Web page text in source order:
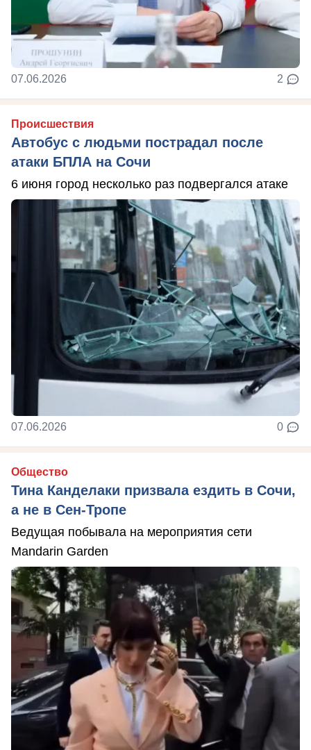
07.06.2026 2
Происшествия
Автобус с людьми пострадал после
атаки БПЛА на Сочи
6 июня город несколько раз подвергался атаке
07.06.2026 0
Общество
Тина Канделаки призвала ездить в Сочи,
а не в Сен-Тропе
Ведущая побывала на мероприятия сети
Mandarin Garden